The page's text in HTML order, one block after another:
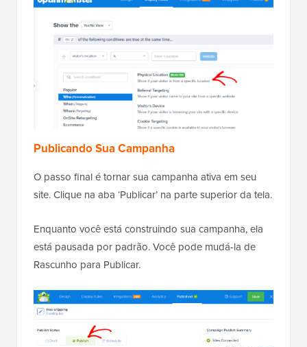
Publicando Sua Campanha
O passo final é tornar sua campanha ativa em seu
site. Clique na aba ‘Publicar’ na parte superior da tela.
Enquanto você está construindo sua campanha, ela
está pausada por padrão. Você pode mudá-la de
Rascunho para Publicar.